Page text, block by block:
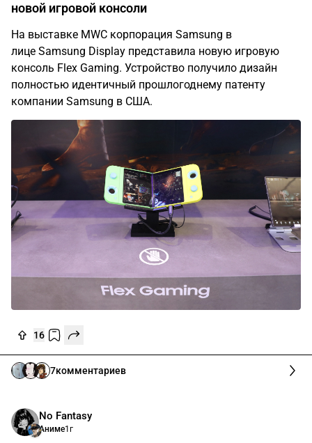
новой игровой консоли
На выставке MWC корпорация Samsung в
лице Samsung Display представила новую игровую
консоль Flex Gaming. Устройство получило дизайн
полностью идентичный прошлогоднему патенту
компании Samsung в США.
16
7комментариев
No Fantasy
Аниме1г